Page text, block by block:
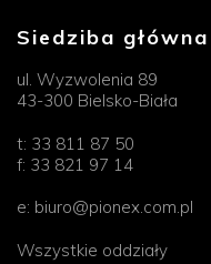
Siedziba główna
ul. Wyzwolenia 89
43-300 Bielsko-Biała
t: 33 811 87 50
f: 33 821 97 14
e: biuro@pionex.com.pl
Wszystkie oddziały